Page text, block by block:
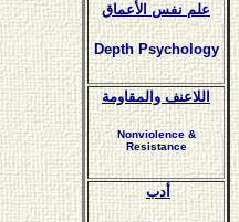
علم نفس الأعماق
Depth Psychology
اللاعنف والمقاومة
Nonviolence &
Resistance
أدب